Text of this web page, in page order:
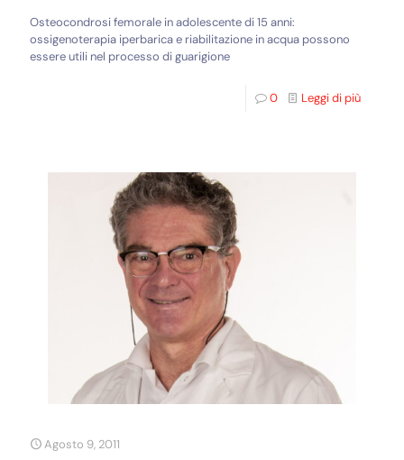
Osteocondrosi femorale in adolescente di 15 anni:
ossigenoterapia iperbarica e riabilitazione in acqua possono
essere utili nel processo di guarigione
0 Leggi di più
Agosto 9, 2011